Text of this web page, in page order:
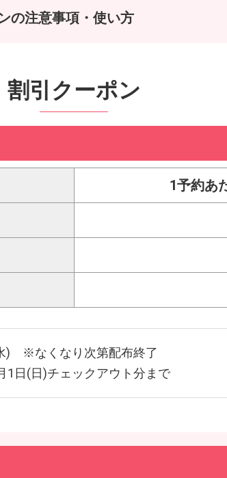
の注意事項・使い方
割引クーポン
1予約あ
) ※なくなり次第配布終了
日(日)チェックアウト分まで